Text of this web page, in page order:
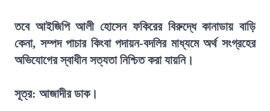
তবে আইজিপি আলী হোসেন ফকিরের বিরুদ্ধে কানাডায় বাড়ি
কেনা, সম্পদ পাচার কিংবা পদায়ন-বদলির মাধ্যমে অর্থ সংগ্রহের
অভিযোগের স্বাধীন সত্যতা নিশ্চিত করা যায়নি।
সূত্র: আজাদীর ডাক।